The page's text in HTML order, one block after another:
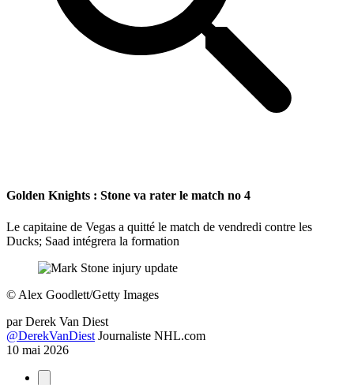
Golden Knights : Stone va rater le match no 4
Le capitaine de Vegas a quitté le match de vendredi contre les
Ducks; Saad intégrera la formation
© Alex Goodlett/Getty Images
par Derek Van Diest
@DerekVanDiest Journaliste NHL.com
10 mai 2026